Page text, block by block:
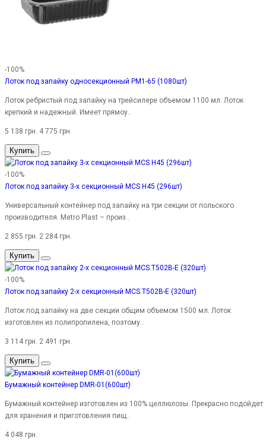
-100%
Лоток под запайку односекционный PM1-65 (1080шт)
Лоток ребристый под запайку на трейсилере объемом 1100 мл. Лоток
крепкий и надежный. Имеет прямоу..
5 138 грн. 4 775 грн.
Купить
-100%
Лоток под запайку 3-х секционный MCS H45 (296шт)
Универсальный контейнер под запайку на три секции от польского
производителя. Metro Plast – произ..
2 855 грн. 2 284 грн.
Купить
-100%
Лоток под запайку 2-х секционный MCS.T502B-E (320шт)
Лоток под запайку на две секции общим объемом 1500 мл. Лоток
изготовлен из полипропилена, поэтому..
3 114 грн. 2 491 грн.
Купить
Бумажный контейнер DMR-01(600шт)
Бумажный контейнер изготовлен из 100% целлюлозы. Прекрасно подойдет
для хранения и приготовления пищ..
4 048 грн.